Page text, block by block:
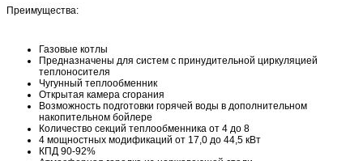
Преимущества:
Газовые котлы
Предназначены для систем с принудительной циркуляцией
теплоносителя
Чугунный теплообменник
Открытая камера сгорания
Возможность подготовки горячей воды в дополнительном
накопительном бойлере
Количество секций теплообменника от 4 до 8
4 мощностных модификаций от 17,0 до 44,5 кВт
КПД 90-92%